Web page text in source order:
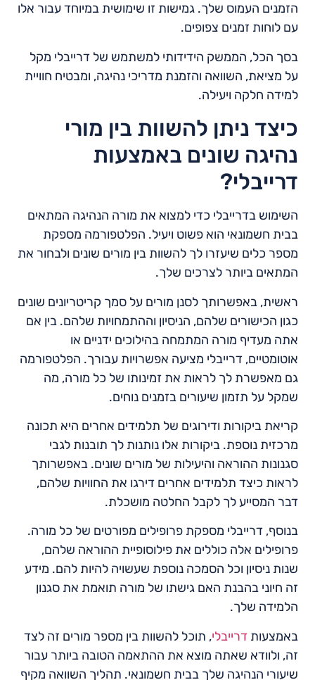
הזמנים העמוס שלך. גמישות זו שימושית במיוחד עבור אלו
עם לוחות זמנים צפופים.
בסך הכל, הממשק הידידותי למשתמש של דרייבלי מקל
על מציאת, השוואה והזמנת מדריכי נהיגה, ומבטיח חוויית
למידה חלקה ויעילה.
כיצד ניתן להשוות בין מורי
נהיגה שונים באמצעות
דרייבלי?
השימוש בדרייבלי כדי למצוא את מורה הנהיגה המתאים
בבית חשמונאי הוא פשוט ויעיל. הפלטפורמה מספקת
מספר כלים שיעזרו לך להשוות בין מורים שונים ולבחור את
המתאים ביותר לצרכים שלך.
ראשית, באפשרותך לסנן מורים על סמך קריטריונים שונים
כגון הכישורים שלהם, הניסיון וההתמחויות שלהם. בין אם
אתה מעדיף מורה המתמחה בהילוכים ידניים או
אוטומטיים, דרייבלי מציעה אפשרויות עבורך. הפלטפורמה
גם מאפשרת לך לראות את זמינותו של כל מורה, מה
שמקל על תזמון שיעורים בזמנים נוחים.
קריאת ביקורות ודירוגים של תלמידים אחרים היא תכונה
מרכזית נוספת. ביקורות אלו נותנות לך תובנות לגבי
סגנונות ההוראה והיעילות של מורים שונים. באפשרותך
לראות כיצד תלמידים אחרים דירגו את החוויות שלהם,
דבר המסייע לך לקבל החלטה מושכלת.
בנוסף, דרייבלי מספקת פרופילים מפורטים של כל מורה.
פרופילים אלה כוללים את פילוסופיית ההוראה שלהם,
שנות ניסיון וכל הסמכה נוספת שעשויה להיות להם. מידע
זה חיוני בהבנת האם גישתו של מורה תואמת את סגנון
הלמידה שלך.
באמצעות דרייבלי, תוכל להשוות בין מספר מורים זה לצד
זה, ולוודא שאתה מוצא את ההתאמה הטובה ביותר עבור
שיעורי הנהיגה שלך בבית חשמונאי. תהליך השוואה מקיף